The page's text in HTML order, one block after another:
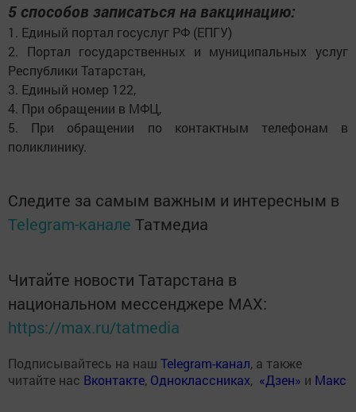
5 способов записаться на вакцинацию:
1. Единый портал госуслуг РФ (ЕПГУ)
2. Портал государственных и муниципальных услуг
Республики Татарстан,
3. Единый номер 122,
4. При обращении в МФЦ,
5. При обращении по контактным телефонам в
поликлинику.
Следите за самым важным и интересным в
Telegram-канале Татмедиа
Читайте новости Татарстана в
национальном мессенджере MАХ:
https://max.ru/tatmedia
Подписывайтесь на наш Telegram-канал, а также
читайте нас Вконтакте, Одноклассниках, «Дзен» и Макс